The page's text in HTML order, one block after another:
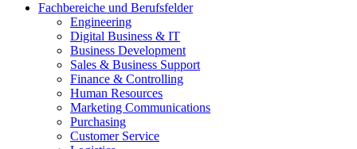
Fachbereiche und Berufsfelder
Engineering
Digital Business & IT
Business Development
Sales & Business Support
Finance & Controlling
Human Resources
Marketing Communications
Purchasing
Customer Service